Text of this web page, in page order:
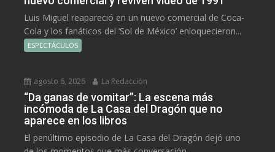
Luis Miguel reapareció en un nuevo comercial de Coca-
Cola y los fanáticos del ‘Sol de México’ enloquecieron...
ESPECTÁCULOS
agosto 6, 2026 La Redacción
“Da ganas de vomitar”: La escena más
incómoda de La Casa del Dragón que no
aparece en los libros
El penúltimo episodio de La Casa del Dragón dejó uno